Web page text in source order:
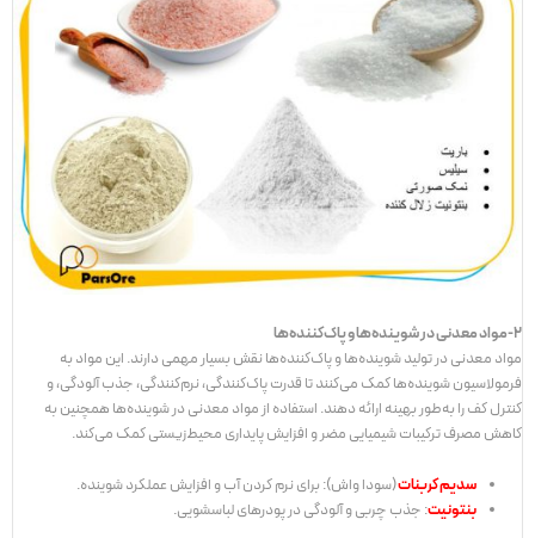
2-مواد معدنی در شوینده‌ها و پاک‌کننده‌ها
مواد معدنی در تولید شوینده‌ها و پاک‌کننده‌ها نقش بسیار مهمی دارند. این مواد به
فرمولاسیون شوینده‌ها کمک می‌کنند تا قدرت پاک‌کنندگی، نرم‌کنندگی، جذب آلودگی، و
کنترل کف را به‌طور بهینه ارائه دهند. استفاده از مواد معدنی در شوینده‌ها همچنین به
کاهش مصرف ترکیبات شیمیایی مضر و افزایش پایداری محیط‌زیستی کمک می‌کند.
سدیم کربنات(سودا واش): برای نرم کردن آب و افزایش عملکرد شوینده.
بنتونیت: جذب چربی و آلودگی در پودرهای لباسشویی.